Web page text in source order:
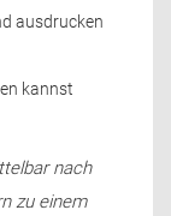
ausdrucken
kannst
nach
zu einem